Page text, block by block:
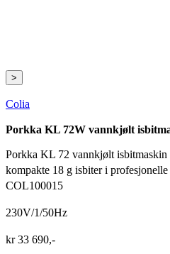
>
Colia
Porkka KL 72W vannkjølt
Porkka KL 72 vannkjølt
kompakte 18 g isbiter i
COL100015
230V/1/50Hz
kr33 690,-